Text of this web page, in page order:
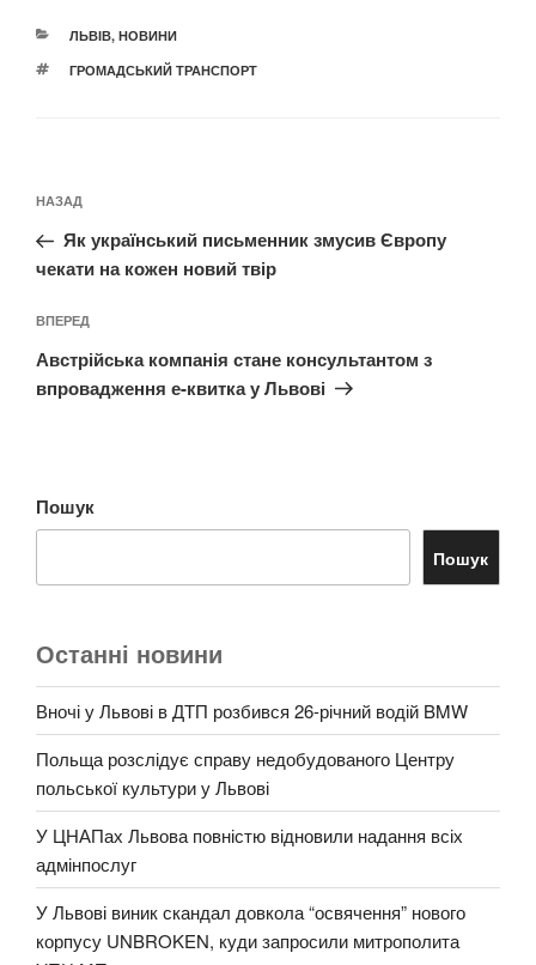
КАТЕГОРІЇ
ЛЬВІВ, НОВИНИ
ПОЗНАЧКИ
ГРОМАДСЬКИЙ ТРАНСПОРТ
записів
Попередній
запис:
НАЗАД
Як український письменник змусив Європу
чекати на кожен новий твір
Наступний
запис
ВПЕРЕД
Австрійська компанія стане консультантом з
впровадження е-квитка у Львові
Пошук
Пошук
Останні новини
Вночі у Львові в ДТП розбився 26-річний водій BMW
Польща розслідує справу недобудованого Центру
польської культури у Львові
У ЦНАПах Львова повністю відновили надання всіх
адмінпослуг
У Львові виник скандал довкола “освячення” нового
корпусу UNBROKEN, куди запросили митрополита